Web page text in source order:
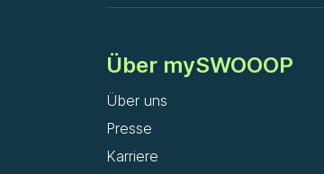
Über mySWOOOP
Über uns
Presse
Karriere